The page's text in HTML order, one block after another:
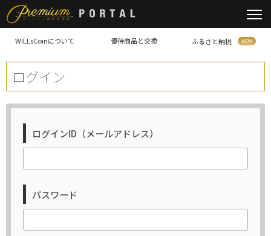
WILLsCoinについて 優待商品と交換 ふるさと納税
ログイン
ログインID（メールアドレス）
パスワード